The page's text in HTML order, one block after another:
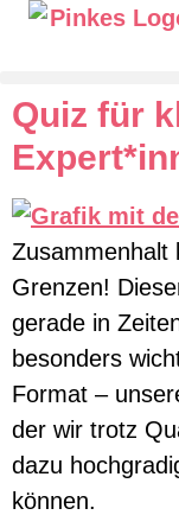
Quiz für
Zusammenhalt
Grenzen!
gerade in
besonders
Format –
der wir trotz
dazu
können.